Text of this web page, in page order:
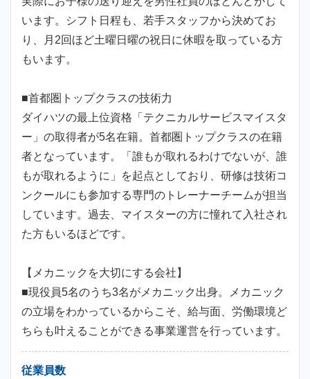
います。シフト日程も、若手スタッフから決めてお
り、月2回ほど土曜日曜の祝日に休暇を取っている方
もいます。
■首都圏トップクラスの技術力
ダイハツの最上位資格「テクニカルサービスマイスタ
ー」の取得者が5名在籍。首都圏トップクラスの在籍
者となっています。「誰もが取れるわけでないが、誰
もが取れるように」を起点としており、研修は技術コ
ンクールにも参加する専門のトレーナーチームが担当
しています。過去、マイスターの方に憧れて入社され
た方もいるほどです。
【メカニックを大切にする会社】
■現役員5名のうち3名がメカニック出身。メカニック
の立場をわかっているからこそ、給与面、労働環境ど
ちらも叶えることができる事業運営を行っています。
従業員数